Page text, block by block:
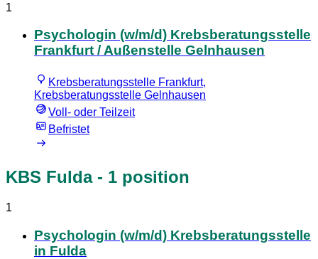
1
Psychologin (w/m/d) Krebsberatungsstelle
Frankfurt / Außenstelle Gelnhausen
Krebsberatungsstelle Frankfurt,
Krebsberatungsstelle Gelnhausen
Voll- oder Teilzeit
Befristet
KBS Fulda- 1 position
1
Psychologin (w/m/d) Krebsberatungsstelle
in Fulda